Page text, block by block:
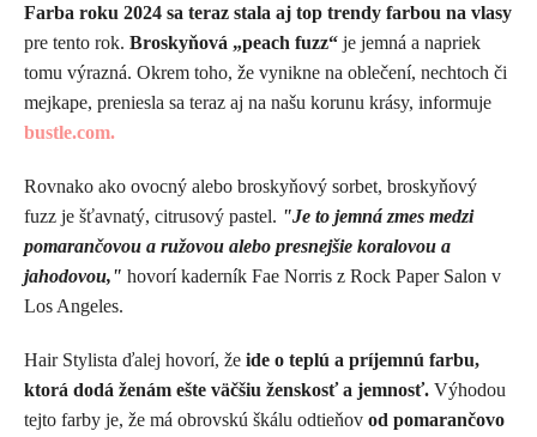
Farba roku 2024 sa teraz stala aj top trendy farbou na vlasy
pre tento rok. Broskyňová „peach fuzz“ je jemná a napriek
tomu výrazná. Okrem toho, že vynikne na oblečení, nechtoch či
mejkape, preniesla sa teraz aj na našu korunu krásy, informuje
bustle.com.
Rovnako ako ovocný alebo broskyňový sorbet, broskyňový
fuzz je šťavnatý, citrusový pastel. "Je to jemná zmes medzi
pomarančovou a ružovou alebo presnejšie koralovou a
jahodovou," hovorí kaderník Fae Norris z Rock Paper Salon v
Los Angeles.
Hair Stylista ďalej hovorí, že ide o teplú a príjemnú farbu,
ktorá dodá ženám ešte väčšiu ženskosť a jemnosť. Výhodou
tejto farby je, že má obrovskú škálu odtieňov od pomarančovo